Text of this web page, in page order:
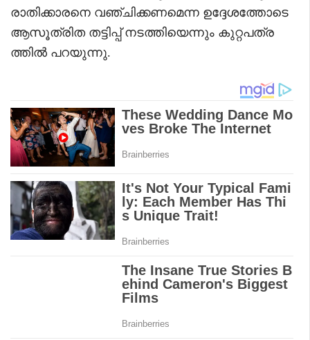
രാതിക്കാരനെ വഞ്ചിക്കണമെന്ന ഉദ്ദേശത്തോടെ
ആസൂത്രിത തട്ടിപ്പ് നടത്തിയെന്നും കുറ്റപത്ര
ത്തിൽ പറയുന്നു.